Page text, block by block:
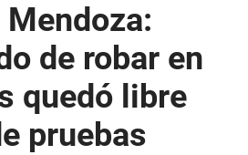
de robar en
quedó libre
pruebas